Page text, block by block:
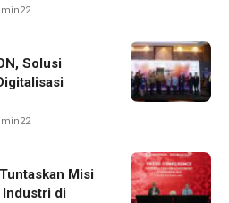
Rusia untuk
Solusi
Misi
Industri di